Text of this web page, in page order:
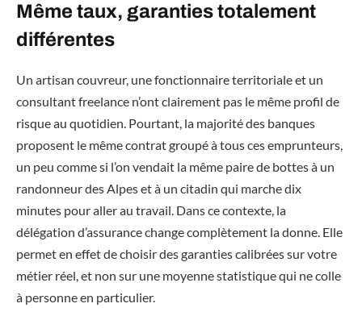
Même taux, garanties totalement
différentes
Un artisan couvreur, une fonctionnaire territoriale et un
consultant freelance n’ont clairement pas le même profil de
risque au quotidien. Pourtant, la majorité des banques
proposent le même contrat groupé à tous ces emprunteurs,
un peu comme si l’on vendait la même paire de bottes à un
randonneur des Alpes et à un citadin qui marche dix
minutes pour aller au travail. Dans ce contexte, la
délégation d’assurance change complètement la donne. Elle
permet en effet de choisir des garanties calibrées sur votre
métier réel, et non sur une moyenne statistique qui ne colle
à personne en particulier.